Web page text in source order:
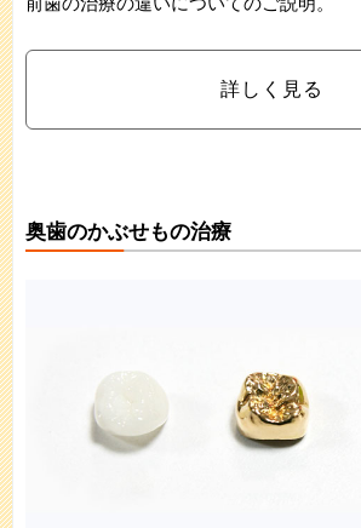
詳しく見る
奥歯のかぶせもの治療